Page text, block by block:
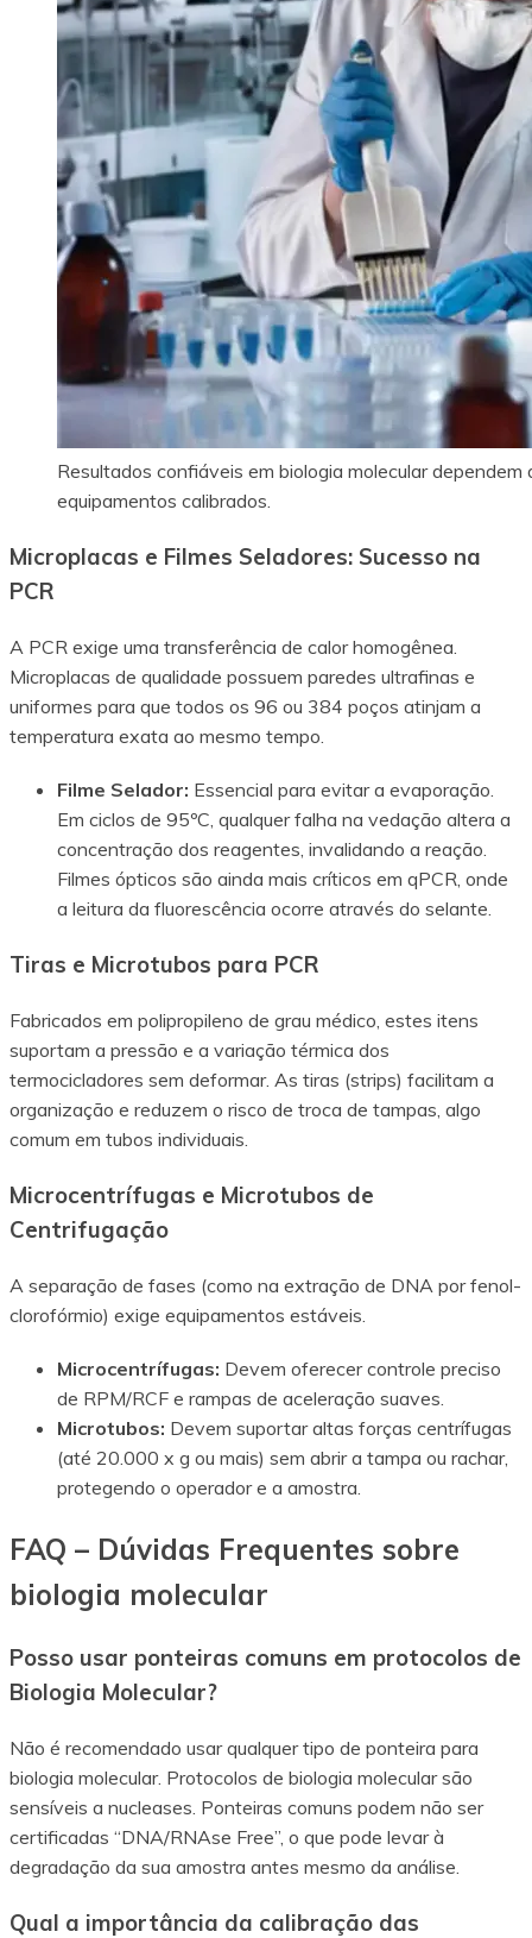
Resultados confiáveis em biologia molecular
equipamentos calibrados.
Microplacas e Filmes Seladores: Sucesso na
PCR
A PCR exige uma transferência de calor homogênea.
Microplacas de qualidade possuem paredes ultrafinas e
uniformes para que todos os 96 ou 384 poços atinjam a
temperatura exata ao mesmo tempo.
Filme Selador: Essencial para evitar a evaporação.
Em ciclos de 95ºC, qualquer falha na vedação altera a
concentração dos reagentes, invalidando a reação.
Filmes ópticos são ainda mais críticos em qPCR, onde
a leitura da fluorescência ocorre através do selante.
Tiras e Microtubos para PCR
Fabricados em polipropileno de grau médico, estes itens
suportam a pressão e a variação térmica dos
termocicladores sem deformar. As tiras (strips) facilitam a
organização e reduzem o risco de troca de tampas, algo
comum em tubos individuais.
Microcentrífugas e Microtubos de
Centrifugação
A separação de fases (como na extração de DNA por fenol-
clorofórmio) exige equipamentos estáveis.
Microcentrífugas: Devem oferecer controle preciso
de RPM/RCF e rampas de aceleração suaves.
Microtubos: Devem suportar altas forças centrífugas
(até 20.000 x g ou mais) sem abrir a tampa ou rachar,
protegendo o operador e a amostra.
FAQ – Dúvidas Frequentes sobre
biologia molecular
Posso usar ponteiras comuns em protocolos de
Biologia Molecular?
Não é recomendado usar qualquer tipo de ponteira para
biologia molecular. Protocolos de biologia molecular são
sensíveis a nucleases. Ponteiras comuns podem não ser
certificadas “DNA/RNAse Free”, o que pode levar à
degradação da sua amostra antes mesmo da análise.
Qual a importância da calibração das